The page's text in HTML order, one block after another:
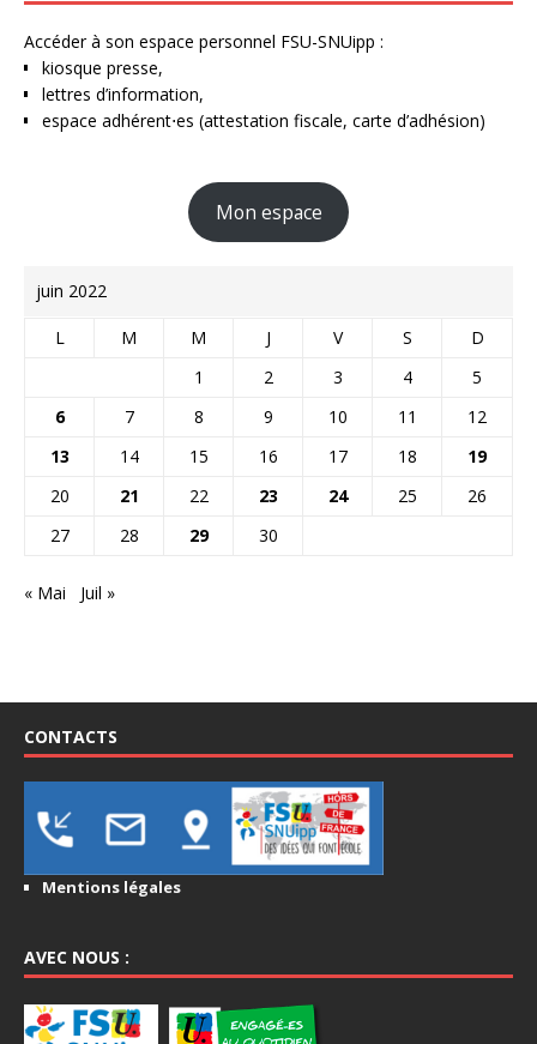
Accéder à son espace personnel FSU-SNUipp :
kiosque presse,
lettres d’information,
espace adhérent⋅es (attestation fiscale, carte d’adhésion)
Mon espace
juin 2022
L M M J V S
D
1
2 3 4
5
6
7 8 9 10 11
12
13
14 15 16 17 18
19
20
21 22 23 24 25
26
27
28 29 30
« Mai Juil »
CONTACTS
Mentions légales
AVEC NOUS :